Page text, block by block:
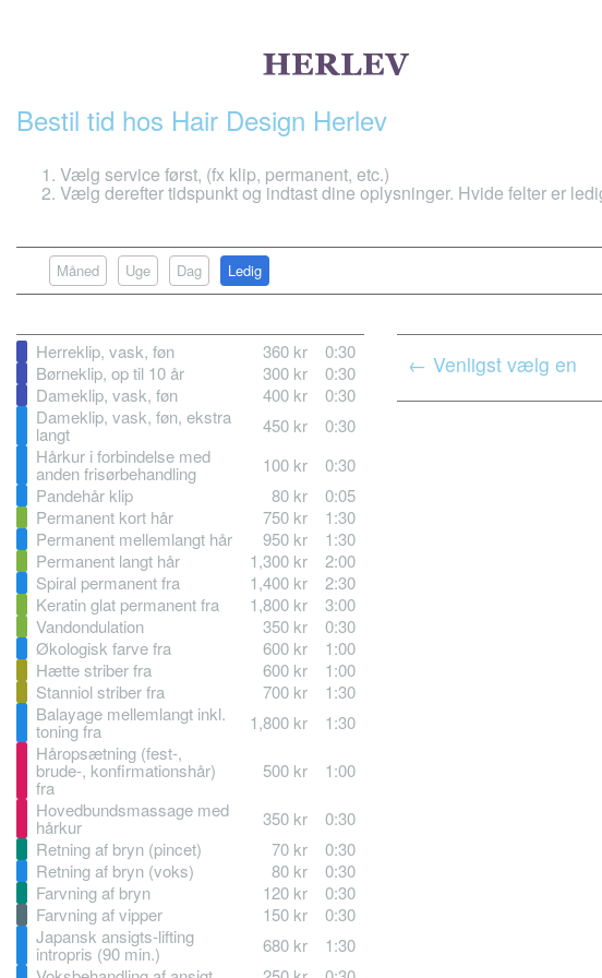
Bestil tid hos Hair Design Herlev
Vælg service først, (fx klip, permanent, etc.)
Vælg derefter tidspunkt og indtast dine oplysninger. Hvide felter er
Måned Uge Dag Ledig
Herreklip, vask, føn 360 kr
0:30
Børneklip, op til 10 år
300 kr
0:30
Dameklip, vask, føn
400 kr
0:30
Dameklip, vask, føn, ekstra
langt 450 kr
0:30
Hårkur i forbindelse med
anden frisørbehandling 100 kr
0:30
Pandehår klip
80 kr
0:05
Permanent kort hår
750 kr
1:30
Permanent mellemlangt hår
950 kr
1:30
Permanent langt hår
1,300 kr
2:00
Spiral permanent fra
1,400 kr
2:30
Keratin glat permanent fra
1,800 kr
3:00
Vandondulation
350 kr
0:30
Økologisk farve fra
600 kr
1:00
Hætte striber fra
600 kr
1:00
Stanniol striber fra
700 kr
1:30
Balayage mellemlangt inkl.
toning fra 1,800 kr
1:30
Håropsætning (fest‑,
brude-, konfirmationshår)
fra
500 kr
1:00
Hovedbundsmassage med
hårkur 350 kr
0:30
Retning af bryn (pincet)
70 kr
0:30
Retning af bryn (voks)
80 kr
0:30
Farvning af bryn
120 kr
0:30
Farvning af vipper
150 kr
0:30
Japansk ansigts‑lifting
intropris (90 min.) 680 kr
1:30
← Venligst vælg en